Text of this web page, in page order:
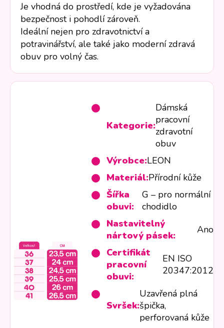
Je vhodná do prostředí, kde je vyžadována
bezpečnost i pohodlí zároveň.
Ideální nejen pro zdravotnictví a
potravinářství, ale také jako moderní zdravá
obuv pro volný čas.
Kategorie:
Dámská
pracovní
zdravotní
obuv
Výrobce:LEON
Materiál:Přírodní kůže
Šířka
obuvi:
G – pro normální
chodidlo
Nastavitelný
nártový pásek:
Ano
Certifikát
pracovní
obuvi:
EN ISO
20347:2012
Svršek:
Uzavřená plná
špička,
perforovaná kůže